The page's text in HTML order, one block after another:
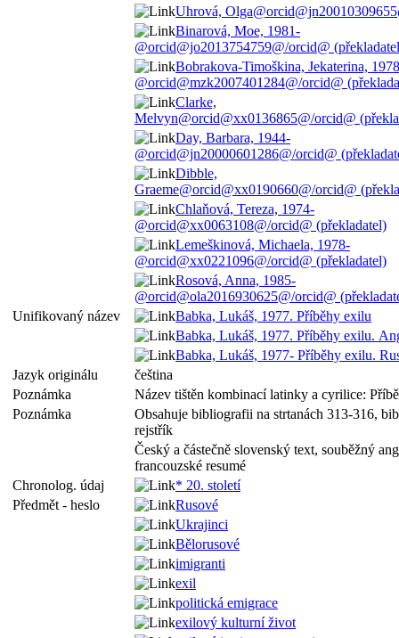
Uhrová,
Binarová, Moe, 1981-
@orcid@jo2013754759@/orcid@
Bobrakova-Timoškina, Jekaterina,
@orcid@mzk2007401284@/orcid@
Clarke,
Melvyn@orcid@xx0136865@/orcid@
Day, Barbara, 1944-
@orcid@jn20000601286@/orcid@
Dibble,
Graeme@orcid@xx0190660@/orcid@
Chlaňová, Tereza, 1974-
@orcid@xx0063108@/orcid@ (překladatel)
Lemeškinová, Michaela, 1978-
@orcid@xx0221096@/orcid@ (překladatel)
Rosová, Anna, 1985-
@orcid@ola2016930625@/orcid@
Unifikovaný název
Babka, Lukáš, 1977. Příběhy exilu
Babka, Lukáš, 1977. Příběhy exilu.
Babka, Lukáš, 1977- Příběhy exilu.
Jazyk originálu
čeština
Poznámka
Název tištěn kombinací latinky a cyrilice:
Poznámka
Obsahuje bibliografii na strtanách 313-316,
rejstřík
Český a částečně slovenský text, souběžný
francouzské resumé
Chronolog. údaj
* 20. století
Předmět - heslo
Rusové
Ukrajinci
Bělorusové
imigranti
exil
politická emigrace
exilový kulturní život